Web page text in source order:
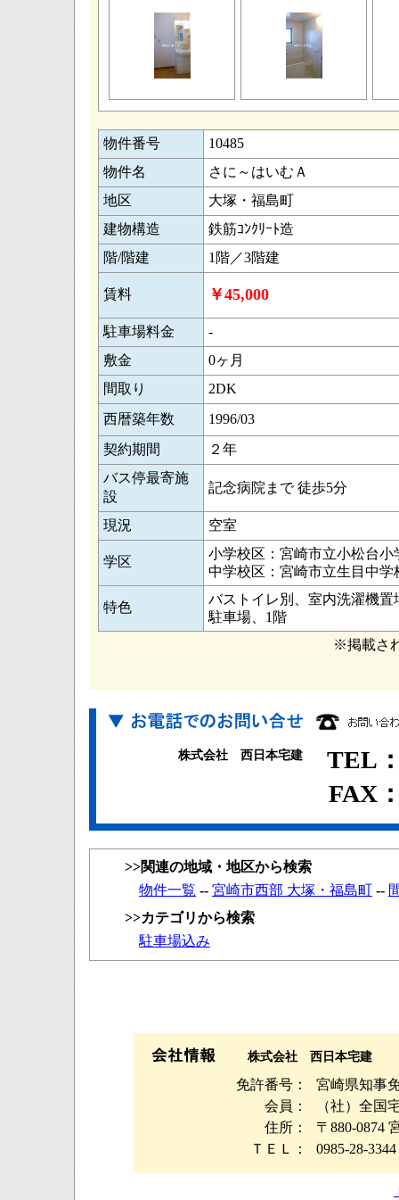
物件番号
10485
物件名
さに～はいむＡ
地区
大塚・福島町
建物構造
鉄筋ｺﾝｸﾘｰﾄ造
階/階建
1階／3階建
賃料 ￥45,000
駐車場料金
-
敷金
0ヶ月
間取り
2DK
西暦築年数
1996/03
契約期間
２年
バス停最寄施
設
記念病院まで 徒歩5分
現況 空室
学区
小学校区：宮崎市立小松台小
中学校区：宮崎市立生目中学
特色
バストイレ別、室内洗濯機
駐車場、1階
※掲載さ
株式会社 西日本宅建
TEL
FAX
>>関連の地域・地区から検索
物件一覧 -- 宮崎市西部 大塚・福島町 --
>>カテゴリから検索
駐車場込み
株式会社 西日本宅建
免許番号：
宮崎県知事
会員：
（社）全国
住所：
〒880-0874
ＴＥＬ：
0985-28-3344